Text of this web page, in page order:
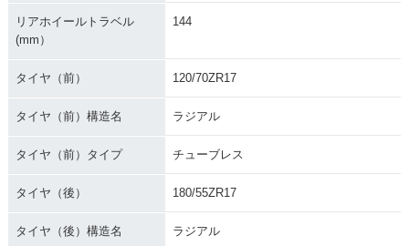
リアホイールトラベル
(mm）
144
タイヤ（前） 120/70ZR17
タイヤ（前）構造名 ラジアル
タイヤ（前）タイプ チューブレス
タイヤ（後） 180/55ZR17
タイヤ（後）構造名 ラジアル